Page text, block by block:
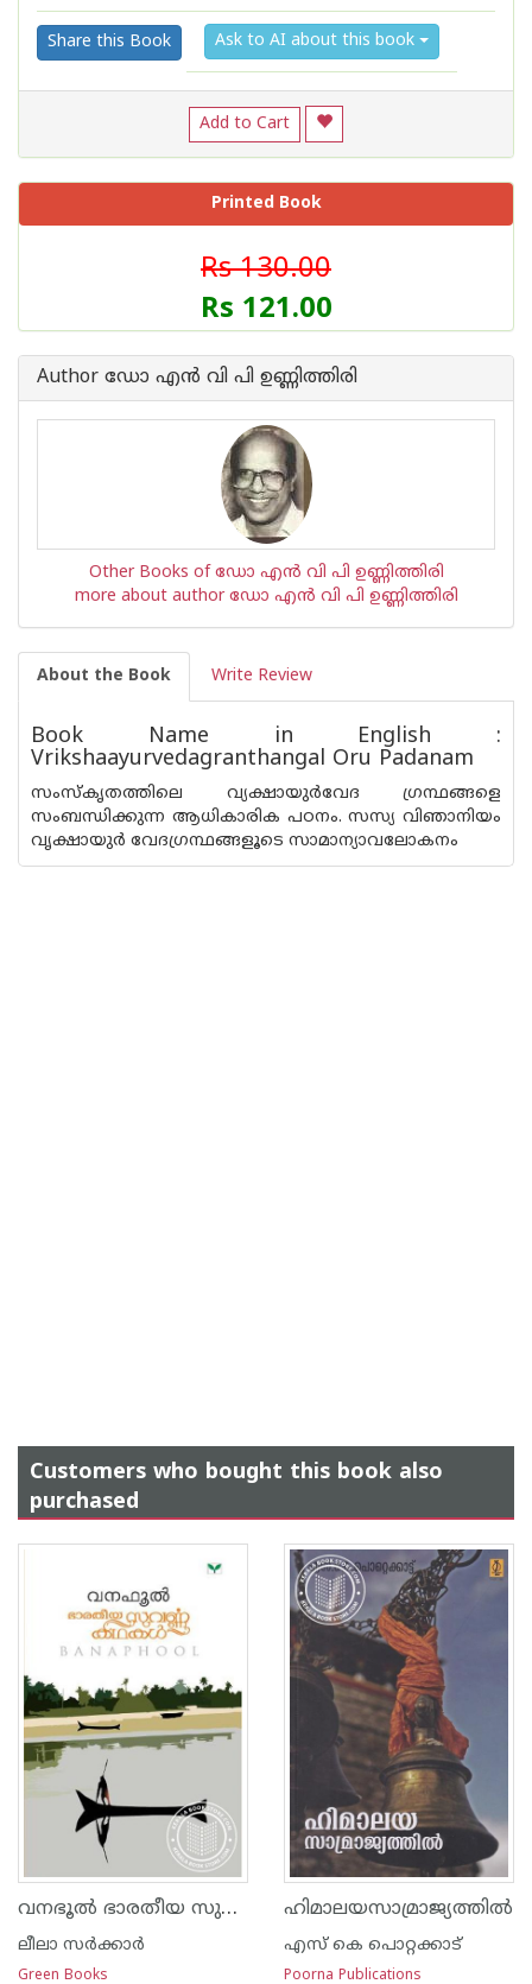
Share this Book Ask to AI about this book
Add to Cart
Printed Book
Rs 130.00
Rs 121.00
Author ഡോ എന്‍ വി പി ഉണ്ണിത്തിരി
Other Books of ഡോ എന്‍ വി പി ഉണ്ണിത്തിരി
more about author ഡോ എന്‍ വി പി ഉണ്ണിത്തിരി
About the Book Write Review
Book Name in English :
Vrikshaayurvedagranthangal Oru Padanam
സംസ്കൃതത്തിലെ വ്യക്ഷായുര്‍വേദ ഗ്രന്ഥങ്ങളെ
സംബന്ധിക്കുന്ന ആധികാരിക പഠനം. സസ്യ വിഞാനിയം
വൃക്ഷായുര്‍ വേദഗ്രന്ഥങ്ങളൂടെ സാമാന്യാവലോകനം
Customers who bought this book also
purchased
വനഭൂല്‍ ഭാരതീയ സുവര്‍ണ്ണകഥകള്‍
ലീലാ സര്‍ക്കാര്‍
Green Books
ഹിമാലയസാമ്രാജ്യത്തില്‍
എസ്‌ കെ പൊറ്റക്കാട്‌
Poorna Publications